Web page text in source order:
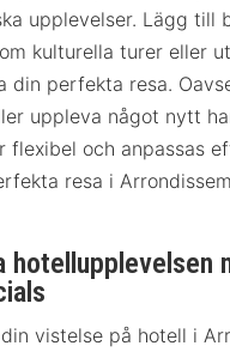
upplevelser. Lägg till
kulturella turer eller
din perfekta resa.
uppleva något nytt
flexibel och anpassas
resa i
hotellupplevelsen
vistelse på hotell i